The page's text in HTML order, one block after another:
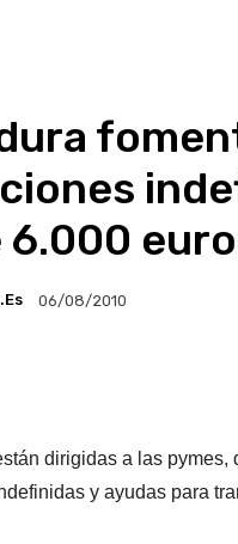
6.000
06/08/2010
dirigidas a las
y ayudas para